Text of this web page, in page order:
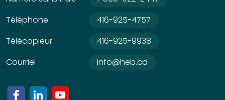
Téléphone
416-925-4757
Télécopieur
416-925-9938
Courriel
info@heb.ca